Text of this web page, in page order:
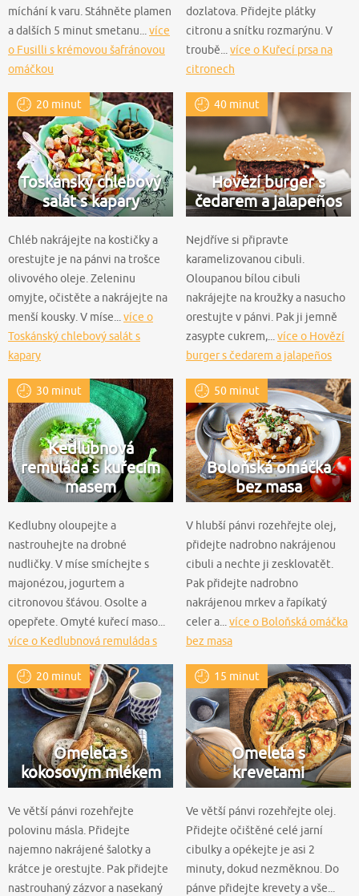
míchání k varu. Stáhněte plamen
a dalších 5 minut smetanu...více
o Fusilli s krémovou šafránovou
omáčkou
dozlatova. Přidejte plátky
citronu a snítku rozmarýnu. V
troubě...více o Kuřecí prsa na
citronech
20 minut
Toskánský chlebový
salát s kapary
Chléb nakrájejte na kostičky a
orestujte je na pánvi na trošce
olivového oleje. Zeleninu
omyjte, očistěte a nakrájejte na
menší kousky. V míse... více o
Toskánský chlebový salát s
kapary
40 minut
Hovězí burger s
čedarem a jalapeños
Nejdříve si připravte
karamelizovanou cibuli.
Oloupanou bílou cibuli
nakrájejte na kroužky a nasucho
orestujte v pánvi. Pak ji jemně
zasypte cukrem,... více o Hovězí
burger s čedarem a jalapeños
30 minut
Kedlubnová
remuláda s kuřecím
masem
Kedlubny oloupejte a
nastrouhejte na drobné
nudličky. V míse smíchejte s
majonézou, jogurtem a
citronovou šťávou. Osolte a
opepřete. Omyté kuřecí maso...
více o Kedlubnová remuláda s
50 minut
Boloňská omáčka
bez masa
V hlubší pánvi rozehřejte olej,
přidejte nadrobno nakrájenou
cibuli a nechte ji zesklovatět.
Pak přidejte nadrobno
nakrájenou mrkev a řapíkatý
celer a... více o Boloňská omáčka
bez masa
20 minut
Omeleta s
kokosovým mlékem
Ve větší pánvi rozehřejte
polovinu másla. Přidejte
najemno nakrájené šalotky a
krátce je orestujte. Pak přidejte
nastrouhaný zázvor a nasekaný
15 minut
Omeleta s
krevetami
Ve větší pánvi rozehřejte olej.
Přidejte očištěné celé jarní
cibulky a opékejte je asi 2
minuty, dokud nezměknou. Do
pánve přidejte krevety a vše...